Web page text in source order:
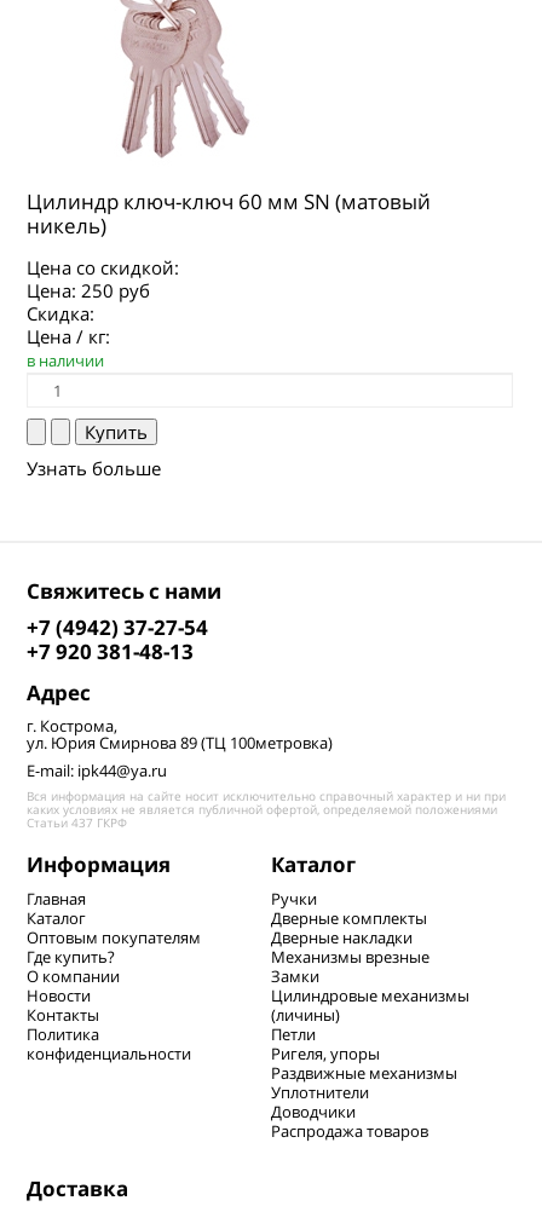
Цилиндр ключ-ключ 60 мм SN (матовый
никель)
Цена со скидкой:
Цена:250 руб
Скидка:
Цена / кг:
в наличии
Узнать больше
Свяжитесь с нами
+7 (4942) 37-27-54
+7 920 381-48-13
Адрес
г. Кострома,
ул. Юрия Смирнова 89 (ТЦ 100метровка)
E-mail: ipk44@ya.ru
Вся информация на сайте носит исключительно справочный характер и ни при
каких условиях не является публичной офертой, определяемой положениями
Статьи 437 ГКРФ
Информация
Главная
Каталог
Оптовым покупателям
Где купить?
О компании
Новости
Контакты
Политика
конфиденциальности
Каталог
Ручки
Дверные комплекты
Дверные накладки
Механизмы врезные
Замки
Цилиндровые механизмы
(личины)
Петли
Ригеля, упоры
Раздвижные механизмы
Уплотнители
Доводчики
Распродажа товаров
Доставка